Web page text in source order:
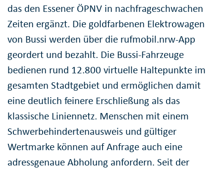
das den Essener ÖPNV in nachfrageschwachen
Zeiten ergänzt. Die goldfarbenen Elektrowagen
von Bussi werden über die rufmobil.nrw-App
geordert und bezahlt. Die Bussi-Fahrzeuge
bedienen rund 12.800 virtuelle Haltepunkte im
gesamten Stadtgebiet und ermöglichen damit
eine deutlich feinere Erschließung als das
klassische Liniennetz. Menschen mit einem
Schwerbehindertenausweis und gültiger
Wertmarke können auf Anfrage auch eine
adressgenaue Abholung anfordern. Seit der